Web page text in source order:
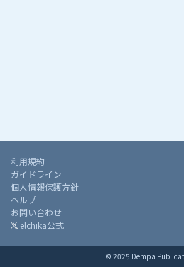
利用規約
ガイドライン
個人情報保護方針
ヘルプ
お問い合わせ
elchika公式
© 2025 Dempa